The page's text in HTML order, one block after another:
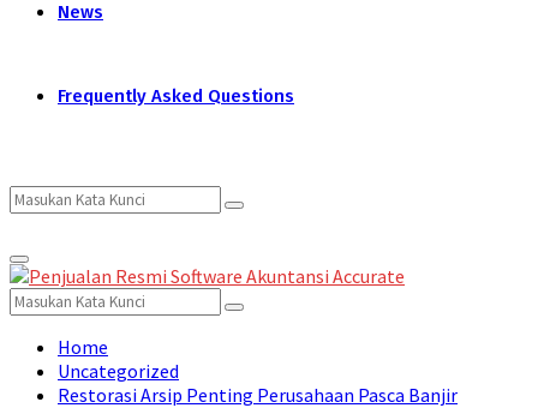
News
Frequently Asked Questions
Search
for:
Search
Primary
Menu
Search
for:
Search
Home
Uncategorized
Restorasi Arsip Penting Perusahaan Pasca Banjir